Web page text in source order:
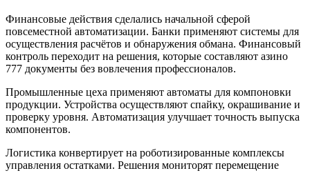
Финансовые действия сделались начальной сферой
повсеместной автоматизации. Банки применяют системы для
осуществления расчётов и обнаружения обмана. Финансовый
контроль переходит на решения, которые составляют азино
777 документы без вовлечения профессионалов.
Промышленные цеха применяют автоматы для компоновки
продукции. Устройства осуществляют спайку, окрашивание и
проверку уровня. Автоматизация улучшает точность выпуска
компонентов.
Логистика конвертирует на роботизированные комплексы
управления остатками. Решения мониторят перемещение